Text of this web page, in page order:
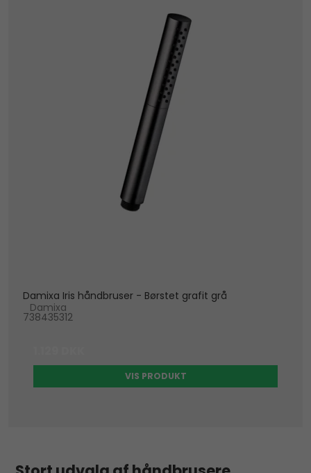
Damixa Iris håndbruser - Børstet grafit grå
Damixa
738435312
VIS PRODUKT